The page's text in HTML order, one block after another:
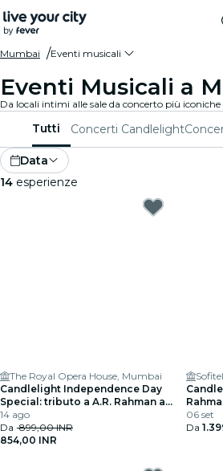
Mumbai Eventi musicali
Eventi Musicali a
Tutti Concerti Candlelight
Data
14 esperienze
The Royal Opera House, Mumbai
Candlelight Independence Day
Special: tributo a A.R. Rahman al
Royal Opera House
14 ago
Da 899,00 INR
854,00 INR
06 set
Da